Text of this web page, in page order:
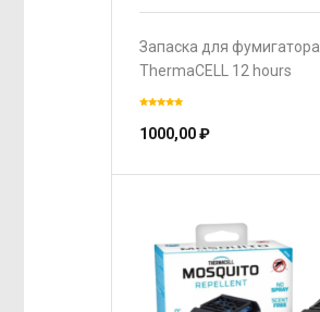
Запаска для фумигатора
ThermaCELL 12 hours
1000,00₽